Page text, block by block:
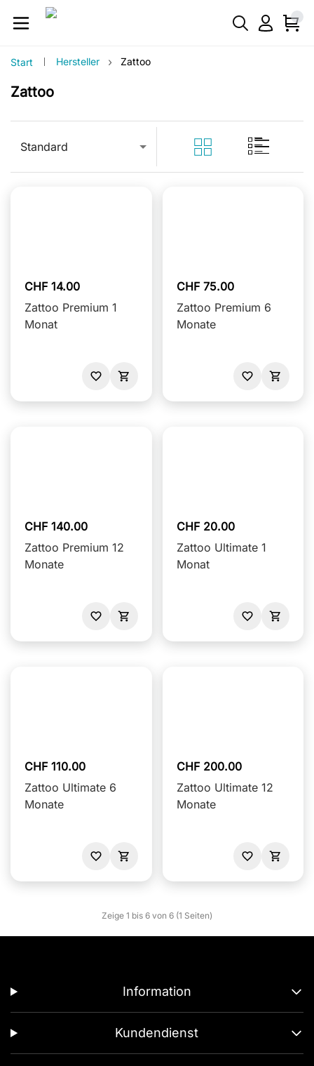
Start Hersteller › Zattoo
Zattoo
Standard
CHF 14.00
Zattoo Premium 1
Monat
CHF 75.00
Zattoo Premium 6
Monate
CHF 140.00
Zattoo Premium 12
Monate
CHF 20.00
Zattoo Ultimate 1
Monat
CHF 110.00
Zattoo Ultimate 6
Monate
CHF 200.00
Zattoo Ultimate 12
Monate
Zeige 1 bis 6 von 6 (1 Seiten)
Information
Kundendienst